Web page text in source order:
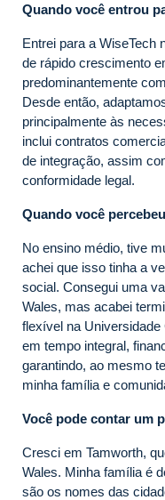
Quando você entrou
Entrei para a WiseTech
de rápido crescimento
predominantemente
Desde então,
principalmente às
inclui contratos
de integração, assim
conformidade legal.
Quando você
No ensino médio, tive
achei que isso tinha a
social. Consegui uma
Wales, mas acabei
flexível na Universidade
em tempo integral,
garantindo, ao mesmo
minha família e
Você pode contar um
Cresci em Tamworth,
Wales. Minha família é
são os nomes das